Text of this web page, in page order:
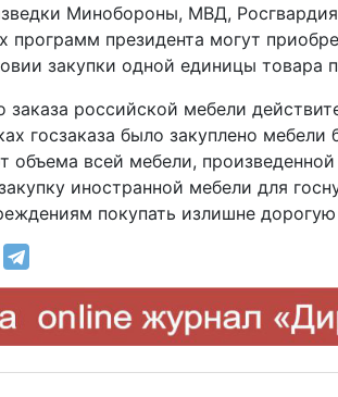
Минобороны, МВД,
программ президента могут
закупки одной единицы товара
заказа российской мебели
госзаказа было закуплено мебели
объема всей мебели,
иностранной мебели для
покупать излишне дорогую